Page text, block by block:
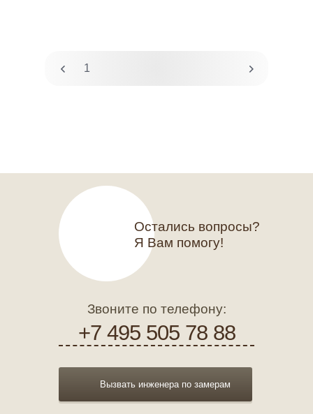
1 2
Остались вопросы?
Я Вам помогу!
Звоните по телефону:
+7 495 505 78 88
Вызвать инженера по замерам